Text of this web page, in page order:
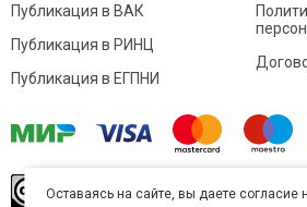
Публикация в ВАК
Публикация в РИНЦ
Публикация в ЕГПНИ
произведение
Оставаясь на сайте, вы даете согласие